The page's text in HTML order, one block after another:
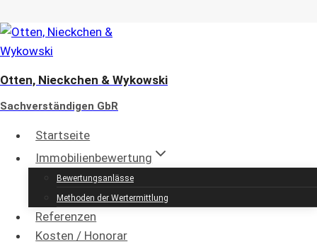
Zum
Inhalt
Otten, Nieckchen & Wykowski
Sachverständigen GbR
Startseite
Immobilienbewertung
Bewertungsanlässe
Methoden der Wertermittlung
Referenzen
Kosten / Honorar
Immobilienbewertung in
Wolsfeld und Umgebung
Otten, Nieckchen & Wykowski